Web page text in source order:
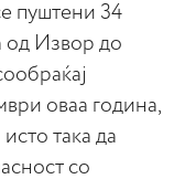
пуштени 34
од Извор до
оваа година,
така да
со